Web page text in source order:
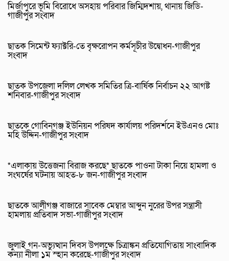
মির্জাপুরে ভূমি বিরোধে অসহায় পরিবার জিম্মিদশায়, থানায় জিডি-
গাজীপুর সংবাদ
ছাতক সিমেন্ট ফ্যাক্টরি-তে বৃক্ষরোপন কর্মসূচীর উদ্বোধন-গাজীপুর
সংবাদ
ছাতক উপজেলা দলিল লেখক সমিতির ত্রি-বার্ষিক নির্বাচন ২২ আগষ্ট
শনিবার-গাজীপুর সংবাদ
ছাতকে গোবিনগঞ্জ ইউনিয়ন পরিষদ কার্যালয় পরিদর্শনে ইউএনও মোঃ
মহি উদ্দিন-গাজীপুর সংবাদ
*এলাকায় উত্তেজনা বিরাজ করছে* ছাতকে পাওনা টাকা নিয়ে হামলা ও
সংঘর্ষের ঘটনায় আহত-৮ জন-গাজীপুর সংবাদ
ছাতকে আলীগঞ্জ বাজারে সাবেক মেম্বার আব্দুন নুরের উপর সন্ত্রাসী
হামলায় প্রতিবাদ সভা-গাজীপুর সংবাদ
জুলাই গন-অভ্যুত্থান দিবস উপলক্ষে চিত্রাঙ্কন প্রতিযোগিতায় সাংবাদিক
কন্যা নীলা ১ম স্হান করেছে-গাজীপুর সংবাদ